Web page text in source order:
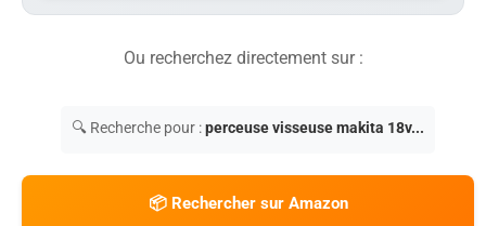
Ou recherchez directement sur :
🔍 Recherche pour :perceuse visseuse makita 18v...
📦 Rechercher sur Amazon